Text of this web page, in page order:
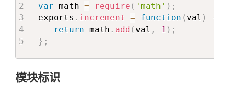
var math = require ( 'math' ) ;
exports . increment = function ( val )
{
return math . add ( val , 1 ) ;
} ;
模块标识